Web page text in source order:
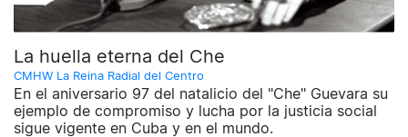
La huella eterna del Che
CMHW La Reina Radial del Centro
En el aniversario 97 del natalicio del "Che" Guevara su
ejemplo de compromiso y lucha por la justicia social
sigue vigente en Cuba y en el mundo.